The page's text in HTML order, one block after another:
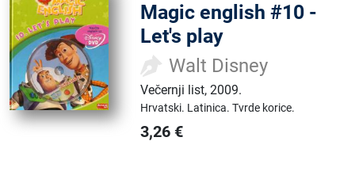
Magic english #10 -
Let's play
Walt Disney
Večernji list,2009.
Hrvatski. Latinica.Tvrde korice.
3,26 €